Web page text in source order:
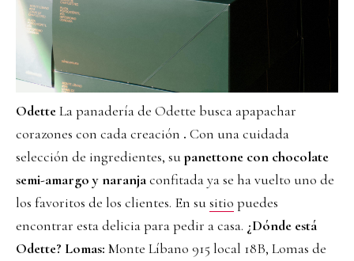
OdetteLa panadería de Odette busca apapachar
corazones con cada creación . Con una cuidada
selección de ingredientes, supanettone con chocolate
semi-amargo y naranjaconfitada ya se ha vuelto uno de
los favoritos de los clientes. En susitio puedes
encontrar esta delicia para pedir a casa. ¿Dónde está
Odette? Lomas: Monte Líbano 915 local 18B, Lomas de